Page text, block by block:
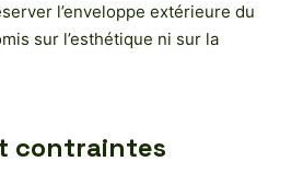
l’enveloppe extérieure du
sur l’esthétique ni sur la
contraintes